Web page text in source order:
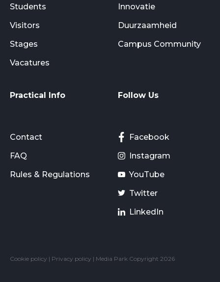
Students
Visitors
Stages
Vacatures
Innovatie
Duurzaamheid
Campus Community
Practical Info
Contact
FAQ
Rules & Regulations
Follow Us
Facebook
Instagram
YouTube
Twitter
LinkedIn
Cookie policy | Privacy policy | Media Park Copyright 2026